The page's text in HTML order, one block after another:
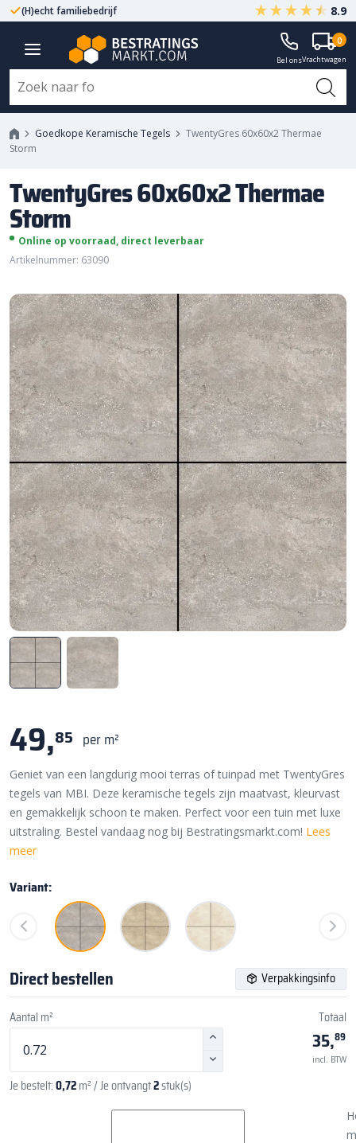
(H)echt familiebedrijf Gegarandeerd A-kwaliteit
8.9
Bel onsVrachtwagen
0
Goedkope Keramische Tegels
TwentyGres 60x60x2 Thermae
Storm
TwentyGres 60x60x2 Thermae
Storm
Online op voorraad, direct leverbaar
Artikelnummer: 63090
49,85 per m²
Geniet van een langdurig mooi terras of tuinpad met TwentyGres
tegels van MBI. Deze keramische tegels zijn maatvast, kleurvast
en gemakkelijk schoon te maken. Perfect voor een tuin met luxe
uitstraling. Bestel vandaag nog bij Bestratingsmarkt.com! Lees
meer
Variant:
Direct bestellen Verpakkingsinfo
Aantal m²
Je bestelt:0,72m²/ Je ontvangt2stuk(s)
Totaal
35,89
incl. BTW
TwentyGres 60x60x2 Thermae
Storm